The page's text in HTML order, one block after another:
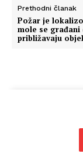
Prethodni članak
Požar je
mole se građani
približavaju